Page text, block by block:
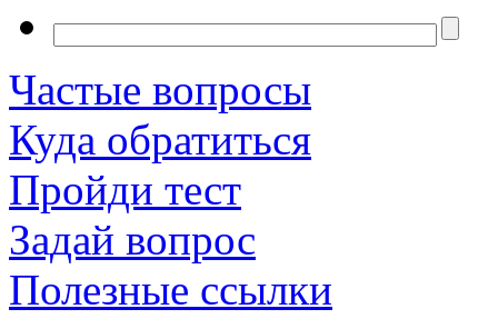
Частые вопросы
Куда обратиться
Пройди тест
Задай вопрос
Полезные ссылки